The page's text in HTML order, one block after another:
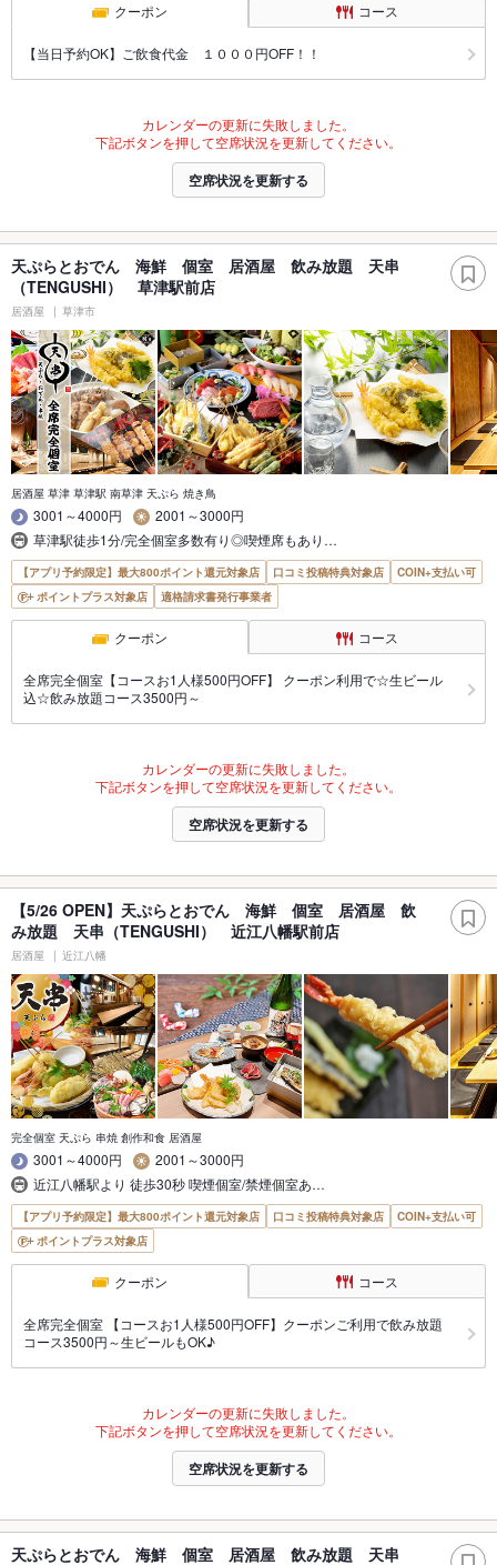
クーポン コース
【当日予約OK】ご飲食代金 １０００円OFF！！
カレンダーの更新に失敗しました。
下記ボタンを押して空席状況を更新してください。
空席状況を更新する
天ぷらとおでん 海鮮 個室 居酒屋 飲み放題 天串
（TENGUSHI） 草津駅前店
居酒屋 草津市
居酒屋 草津 草津駅 南草津 天ぷら 焼き鳥
3001～4000円
2001～3000円
草津駅徒歩1分/完全個室多数有り◎喫煙席もあり…
【アプリ予約限定】最大800ポイント還元対象店 口コミ投稿特典対象店
COIN+支払い可
ポイントプラス対象店
適格請求書発行事業者
クーポン コース
全席完全個室【コースお1人様500円OFF】 クーポン利用で☆生ビール
込☆飲み放題コース3500円～
カレンダーの更新に失敗しました。
下記ボタンを押して空席状況を更新してください。
空席状況を更新する
【5/26 OPEN】天ぷらとおでん 海鮮 個室 居酒屋 飲
み放題 天串（TENGUSHI） 近江八幡駅前店
居酒屋 近江八幡
完全個室 天ぷら 串焼 創作和食 居酒屋
3001～4000円
2001～3000円
近江八幡駅より 徒歩30秒 喫煙個室/禁煙個室あ…
【アプリ予約限定】最大800ポイント還元対象店 口コミ投稿特典対象店
COIN+支払い可
ポイントプラス対象店
クーポン コース
全席完全個室 【コースお1人様500円OFF】クーポンご利用で飲み放題
コース3500円～生ビールもOK♪
カレンダーの更新に失敗しました。
下記ボタンを押して空席状況を更新してください。
空席状況を更新する
天ぷらとおでん 海鮮 個室 居酒屋 飲み放題 天串